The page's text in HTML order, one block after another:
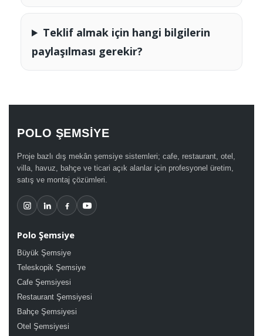
Teklif almak için hangi bilgilerin
paylaşılması gerekir?
POLO ŞEMSİYE
Proje bazlı dış mekân şemsiye sistemleri; cafe, restaurant, otel,
villa, havuz, bahçe ve ticari açık alanlar için profesyonel üretim,
satış ve montaj çözümleri.
Polo Şemsiye
Büyük Şemsiye
Teleskopik Şemsiye
Cafe Şemsiyesi
Restaurant Şemsiyesi
Bahçe Şemsiyesi
Otel Şemsiyesi